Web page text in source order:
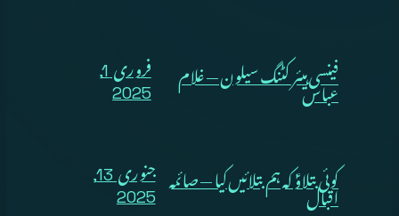
فینسی ہیئر کٹنگ سیلون — غلام
عباس
فروری 1,
2025
کوئی بتلاوؑ کہ ہم بتلائیں کیا — صائمہ
اقبال
جنوری 13,
2025